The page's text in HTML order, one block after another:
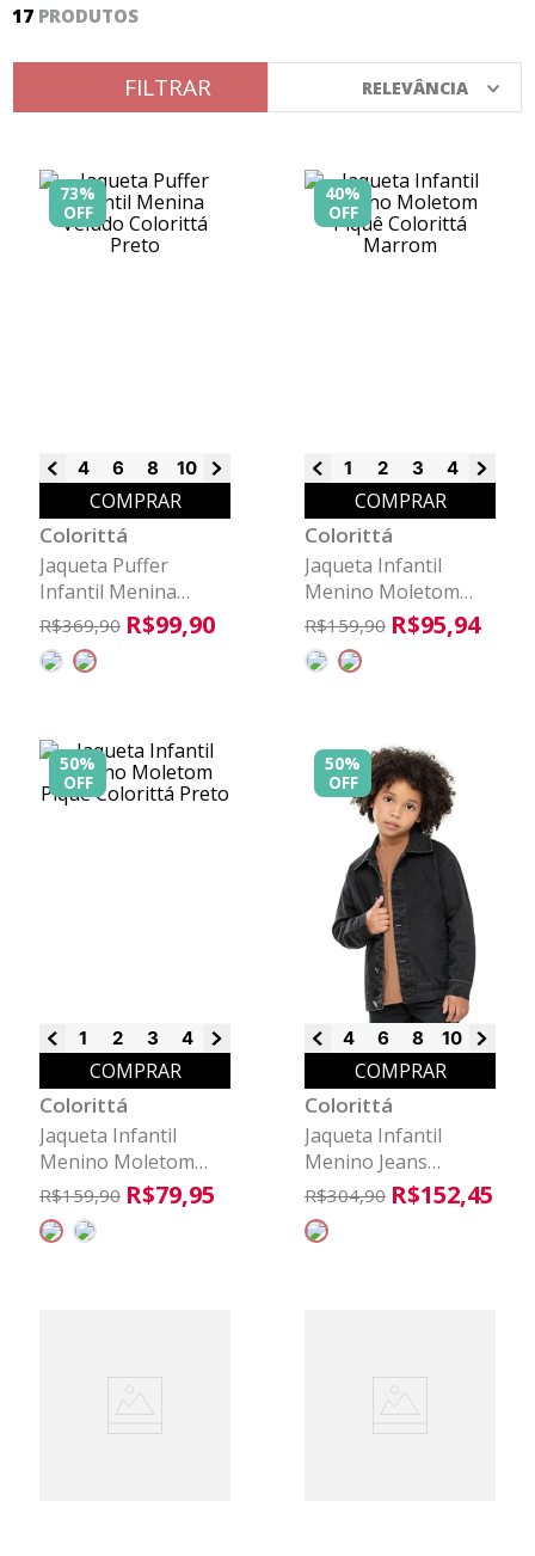
17 PRODUTOS
FILTRAR RELEVÂNCIA
73%
OFF
4 6 8 10 12
COMPRAR
Colorittá
Jaqueta Puffer
Infantil Menina
Veludo Colorittá
Preto
R$369,90 R$99,90
40%
OFF
1 2 3 4 6
COMPRAR
Colorittá
Jaqueta Infantil
Menino Moletom
Piquê Colorittá
Marrom
R$159,90 R$95,94
50%
OFF
1 2 3 4 6
COMPRAR
Colorittá
Jaqueta Infantil
Menino Moletom
Piquê Colorittá Preto
R$159,90 R$79,95
50%
OFF
4 6 8 10 12
COMPRAR
Colorittá
Jaqueta Infantil
Menino Jeans
Colorittá Preto
R$304,90 R$152,45
8º
calça
9º
vestidos
colorittá